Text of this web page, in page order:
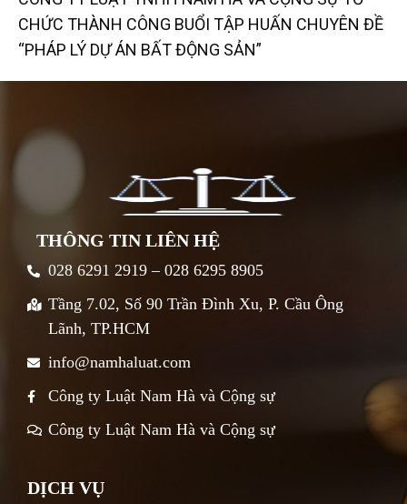
CHỨC THÀNH CÔNG BUỔI TẬP HUẤN CHUYÊN ĐỀ
“PHÁP LÝ DỰ ÁN BẤT ĐỘNG SẢN”
THÔNG TIN LIÊN HỆ
028 6291 2919 – 028 6295 8905
Tầng 7.02, Số 90 Trần Đình Xu, P. Cầu Ông
Lãnh, TP.HCM
info@namhaluat.com
Công ty Luật Nam Hà và Cộng sự
Công ty Luật Nam Hà và Cộng sự
DỊCH VỤ